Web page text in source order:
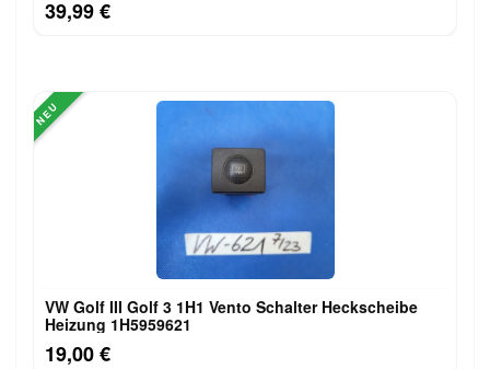
39,99 €
NEU
VW Golf III Golf 3 1H1 Vento Schalter Heckscheibe
Heizung 1H5959621
19,00 €